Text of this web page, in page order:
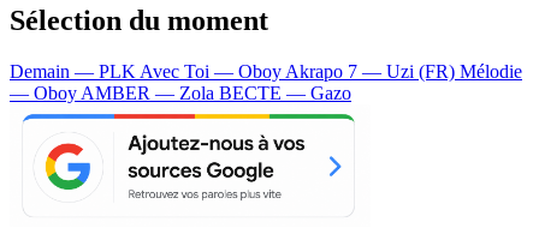
Sélection du moment
Demain — PLK Avec Toi — Oboy Akrapo 7 — Uzi (FR) Mélodie
— Oboy AMBER — Zola BECTE — Gazo